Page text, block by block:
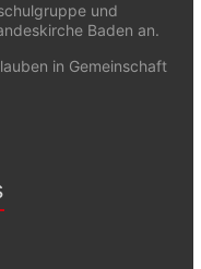
und
Baden an.
in Gemeinschaft